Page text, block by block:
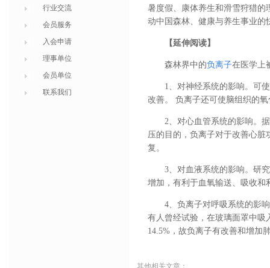
行业交流
会员服务
入会申请
理事单位
会员单位
联系我们
暑度假、康体养生和滑雪狩猎的
动中国森林、健康与养生事业的
【延伸阅读】
森林界中的负离子在医学上
1、对神经系统的影响。可
改善。 负离子还可使脑组织的
2、对心血管系统的影响。
压的目的，负离子对于改善心
复。
3、对血液系统的影响。研
增加，有利于血氧输送、吸收和
4、负离子对呼吸系统的影
有人曾经试验，在玻璃面罩中吸
14.5%，故负离子有改善和增加
其他相关文章：